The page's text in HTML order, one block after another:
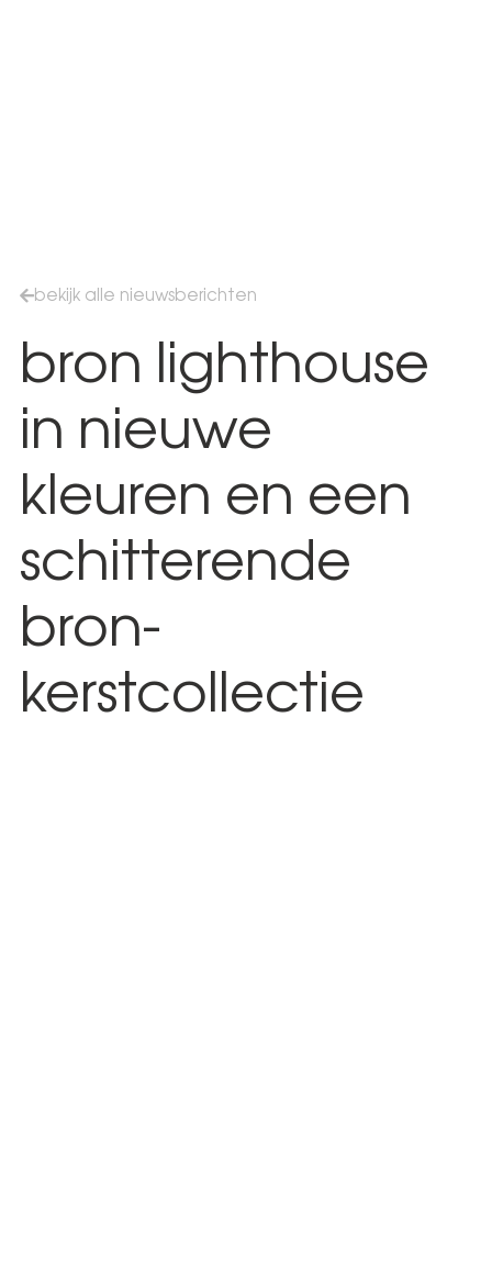
bekijk alle nieuwsberichten
bron lighthouse
in nieuwe
kleuren en een
schitterende
bron-
kerstcollectie